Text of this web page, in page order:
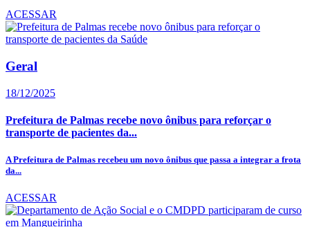
ACESSAR
Geral
18/12/2025
Prefeitura de Palmas recebe novo ônibus para reforçar o
transporte de pacientes da...
A Prefeitura de Palmas recebeu um novo ônibus que passa a integrar a frota
da...
ACESSAR